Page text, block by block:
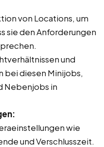
von Locations, um
sie den Anforderungen
und
bei diesen Minijobs,
Nebenjobs in
wie
und Verschlusszeit.